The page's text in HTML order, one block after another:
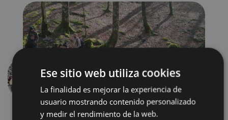
Ese sitio web utiliza cookies
La finalidad es mejorar la experiencia de
usuario mostrando contenido personalizado
y medir el rendimiento de la web.